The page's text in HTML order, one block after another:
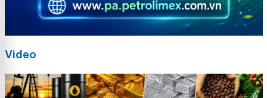
Video